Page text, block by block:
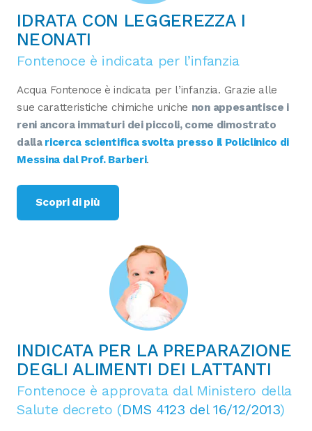
IDRATA CON LEGGEREZZA I
NEONATI
Fontenoce è indicata per l’infanzia
Acqua Fontenoce è indicata per l’infanzia. Grazie alle
sue caratteristiche chimiche uniche non appesantisce i
reni ancora immaturi dei piccoli, come dimostrato
dalla ricerca scientifica svolta presso il Policlinico di
Messina dal Prof. Barberi.
Scopri di più
INDICATA PER LA PREPARAZIONE
DEGLI ALIMENTI DEI LATTANTI
Fontenoce è approvata dal Ministero della
Salute decreto (DMS 4123 del 16/12/2013)